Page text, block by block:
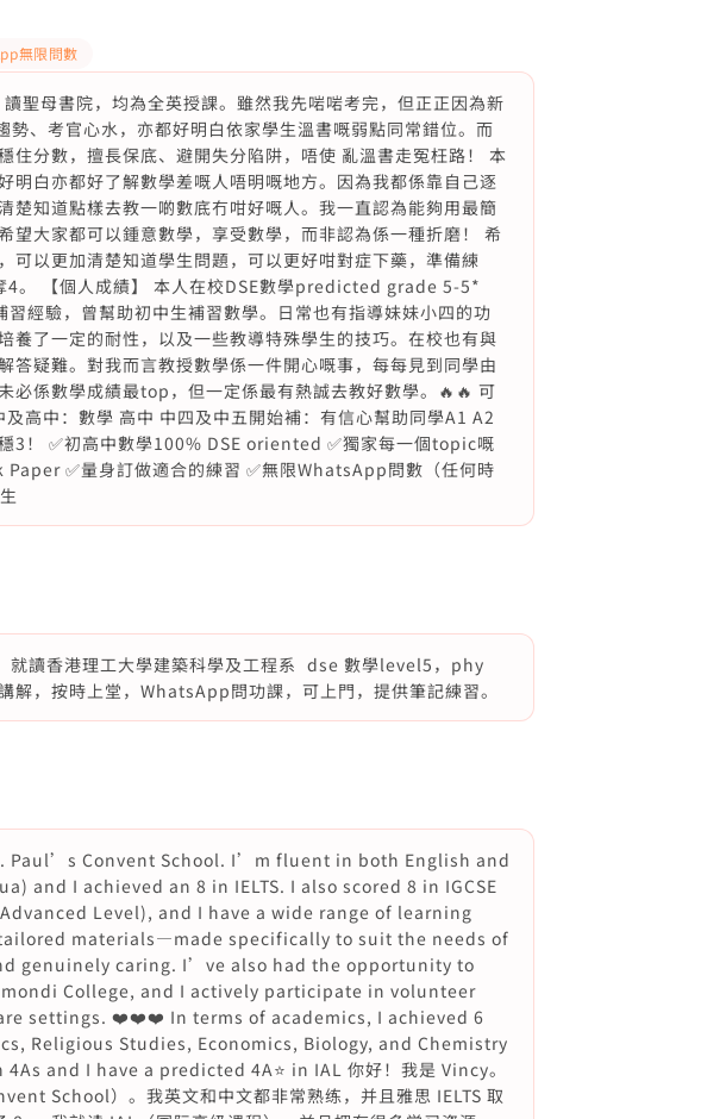
無限問數
讀聖母書院，均為全英授課。雖然我先啱啱考完，但正正因為新
、考官心水，亦都好明白依家學生溫書嘅弱點同常錯位。而
住分數，擅長保底、避開失分陷阱，唔使 亂溫書走冤枉路！ 本
明白亦都好了解數學差嘅人唔明嘅地方。因為我都係靠自己逐
楚知道點樣去教一啲數底冇咁好嘅人。我一直認為能夠用最簡
望大家都可以鍾意數學，享受數學，而非認為係一種折磨！ 希
可以更加清楚知道學生問題，可以更好咁對症下藥，準備練
4。 【個人成績】 本人在校DSE數學predicted grade 5-5*
習經驗，曾幫助初中生補習數學。日常也有指導妹妹小四的功
養了一定的耐性，以及一些教導特殊學生的技巧。在校也有與
答疑難。對我而言教授數學係一件開心嘅事，每每見到同學由
必係數學成績最top，但一定係最有熱誠去教好數學。🔥🔥 可
高中：數學 高中 中四及中五開始補：有信心幫助同學A1 A2
3！ ✅初高中數學100% DSE oriented ✅獨家每一個topic嘅
✅量身訂做適合的練習 ✅無限WhatsApp問數（任何時
讀香港理工大學建築科學及工程系 dse 數學level5，phy
，按時上堂，WhatsApp問功課，可上門，提供筆記練習。
Paul’s Convent School. I’m fluent in both English and
and I achieved an 8 in IELTS. I also scored 8 in IGCSE
Level), and I have a wide range of learning
materials—made specifically to suit the needs of
genuinely caring. I’ve also had the opportunity to
College, and I actively participate in volunteer
settings. ❤️❤️❤️ In terms of academics, I achieved 6
Religious Studies, Economics, Biology, and Chemistry
and I have a predicted 4A⭐️ in IAL 你好！我是 Vincy。
School）。我英文和中文都非常熟练，并且雅思 IELTS 取